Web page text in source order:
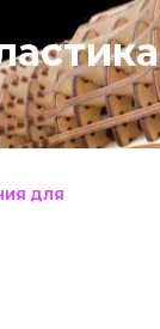
ДЛЯ